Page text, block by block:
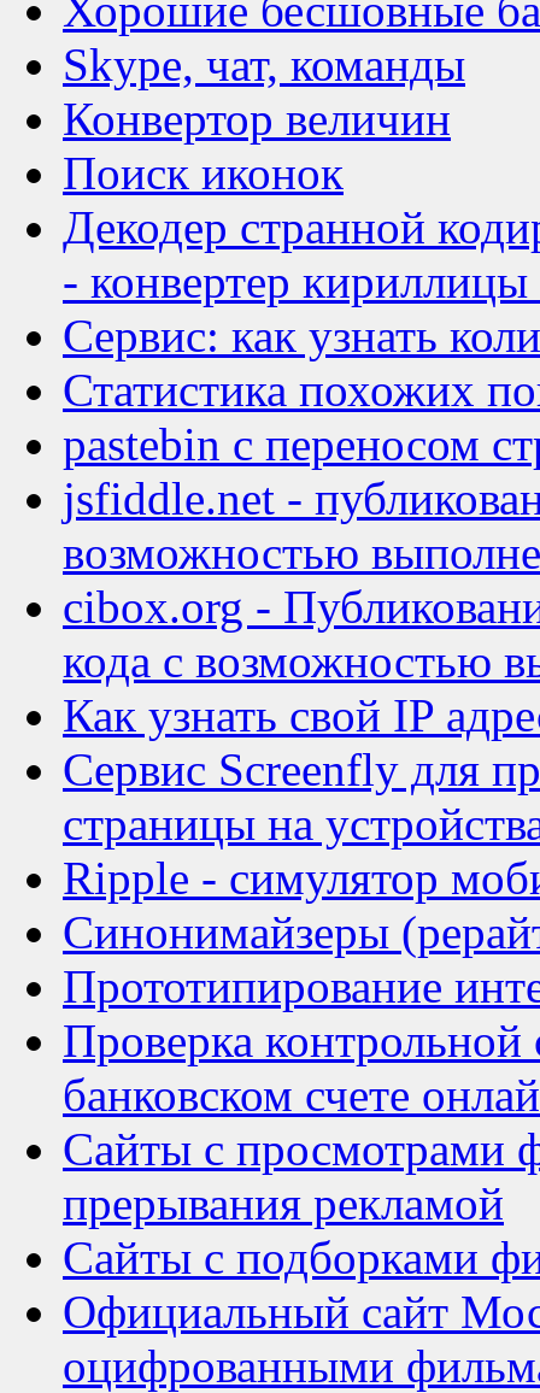
Skype, чат, команды
Конвертор величин
Поиск иконок
Декодер странной
- конвертер
Сервис: как узнать
Статистика похожих
pastebin с переносом
jsfiddle.net -
возможностью
cibox.org -
кода с возможностью
Как узнать свой IP
Сервис Screenfly для
страницы на
Ripple - симулятор
Синонимайзеры
Прототипирование
Проверка
банковском счете
Сайты с просмотрами
прерывания рекламой
Сайты с подборками
Официальный сайт
оцифрованными